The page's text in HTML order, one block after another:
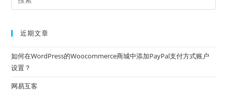
近期文章
如何在WordPress的Woocommerce商城中添加PayPal支付方式账户
设置？
网易互客